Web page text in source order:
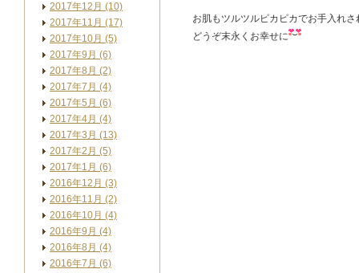
お肌もツルツルピカピカでお手入れ
どうぞ末永くお幸せに
2017年12月 (10)
2017年11月 (17)
2017年10月 (5)
2017年9月 (6)
2017年8月 (2)
2017年7月 (4)
2017年5月 (6)
2017年4月 (4)
2017年3月 (13)
2017年2月 (5)
2017年1月 (6)
2016年12月 (3)
2016年11月 (2)
2016年10月 (4)
2016年9月 (4)
2016年8月 (4)
2016年7月 (6)